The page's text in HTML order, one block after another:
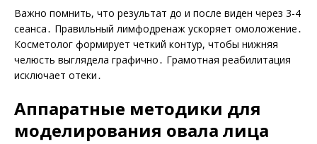
Важно помнить, что результат до и после виден через 3-4
сеанса․ Правильный лимфодренаж ускоряет омоложение․
Косметолог формирует четкий контур, чтобы нижняя
челюсть выглядела графично․ Грамотная реабилитация
исключает отеки․
Аппаратные методики для
моделирования овала лица